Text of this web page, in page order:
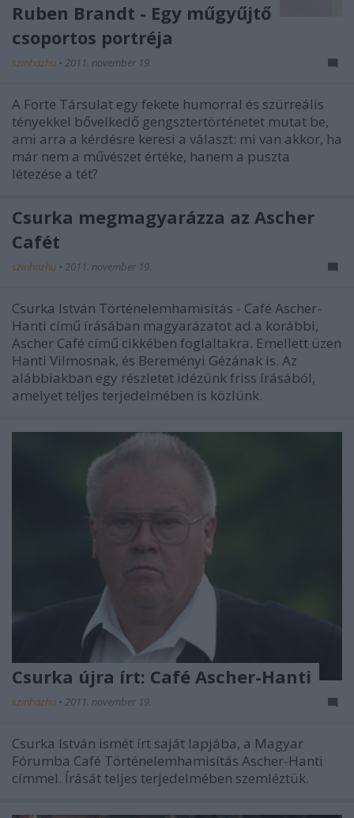
Ruben Brandt - Egy műgyűjtő
csoportos portréja
szinhazhu • 2011. november 19.
A Forte Társulat egy fekete humorral és szürreális
tényekkel bővelkedő gengsztertörténetet mutat be,
ami arra a kérdésre keresi a választ: mi van akkor, ha
már nem a művészet értéke, hanem a puszta
létezése a tét?
Csurka megmagyarázza az Ascher
Cafét
szinhazhu • 2011. november 19.
Csurka István Történelemhamisítás - Café Ascher-
Hanti című írásában magyarázatot ad a korábbi,
Ascher Café című cikkében foglaltakra. Emellett üzen
Hanti Vilmosnak, és Bereményi Gézának is. Az
alábbiakban egy részletet idézünk friss írásából,
amelyet teljes terjedelmében is közlünk.
Csurka újra írt: Café Ascher-Hanti
szinhazhu • 2011. november 19.
Csurka István ismét írt saját lapjába, a Magyar
Fórumba Café Történelemhamisítás Ascher-Hanti
címmel. Írását teljes terjedelmében szemléztük.